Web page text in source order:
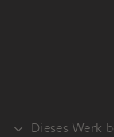
Dieses Werk